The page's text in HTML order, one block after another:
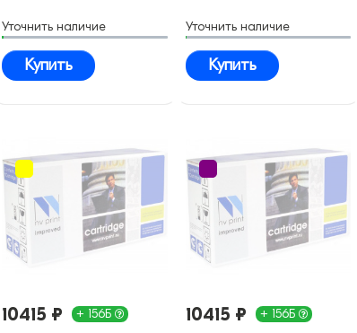
Уточнить наличие
Купить
Уточнить наличие
Купить
10415 ₽ + 156Б 10415 ₽ + 156Б